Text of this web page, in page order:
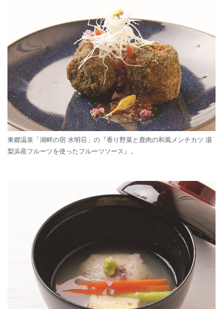
東郷温泉「湖畔の宿 水明荘」の『香り野菜と鹿肉の和風メンチカツ 湯
梨浜産フルーツを使ったフルーツソース』。